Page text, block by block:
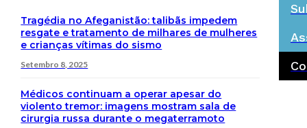
Tragédia no Afeganistão: talibãs impedem
resgate e tratamento de milhares de mulheres
e crianças vítimas do sismo
Setembro 8, 2025
Médicos continuam a operar apesar do
violento tremor: imagens mostram sala de
cirurgia russa durante o megaterramoto